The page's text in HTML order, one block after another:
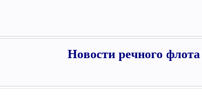
Новости речного